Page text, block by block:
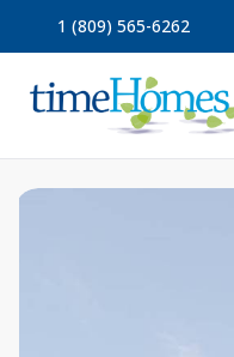
1 (809) 565-6262